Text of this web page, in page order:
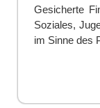
Gesicherte
Soziales,
im Sinne des